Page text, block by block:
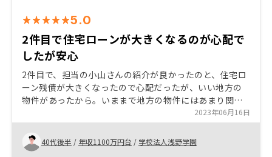
5.0
2件目で住宅ローンが大きくなるのが心配で
したが安心
2件目で、担当の小山さんの紹介が良かったのと、住宅ロ
ーン残債が大きくなったので心配だったが、いい地方の
物件があったから。いままで地方の物件にはあまり関心
がありませんでしたが、同じ管理会社だと安心だと思っ
たから。 入居者がどれくらいの期間で入れ替わるのかが
物件毎に平均でもいいので、わかるといいと思います。
2023年06月16日
40代後半 / 年収1100万円台 / 学校法人浅野学園